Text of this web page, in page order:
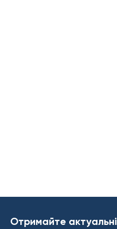
Отримайте актуальні